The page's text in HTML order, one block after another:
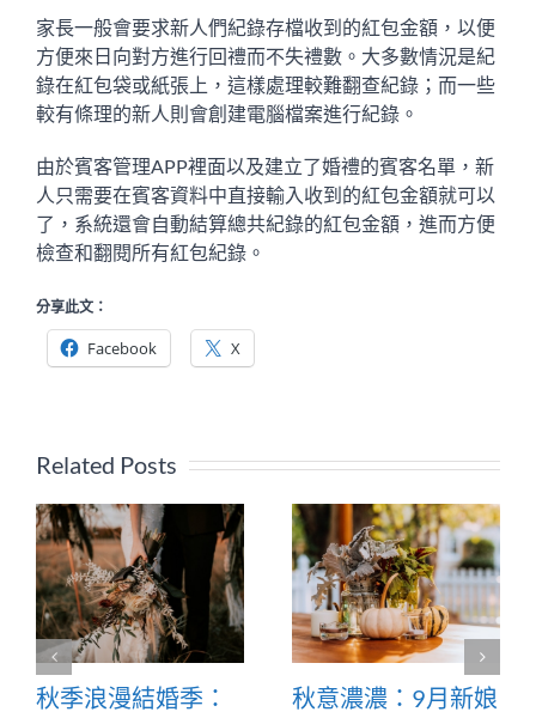
家長一般會要求新人們紀錄存檔收到的紅包金額，以便
方便來日向對方進行回禮而不失禮數。大多數情況是紀
錄在紅包袋或紙張上，這樣處理較難翻查紀錄；而一些
較有條理的新人則會創建電腦檔案進行紀錄。
由於賓客管理APP裡面以及建立了婚禮的賓客名單，新
人只需要在賓客資料中直接輸入收到的紅包金額就可以
了，系統還會自動結算總共紀錄的紅包金額，進而方便
檢查和翻閱所有紅包紀錄。
分享此文：
Facebook X
Related Posts
秋季浪漫結婚季：
秋意濃濃：9月新娘